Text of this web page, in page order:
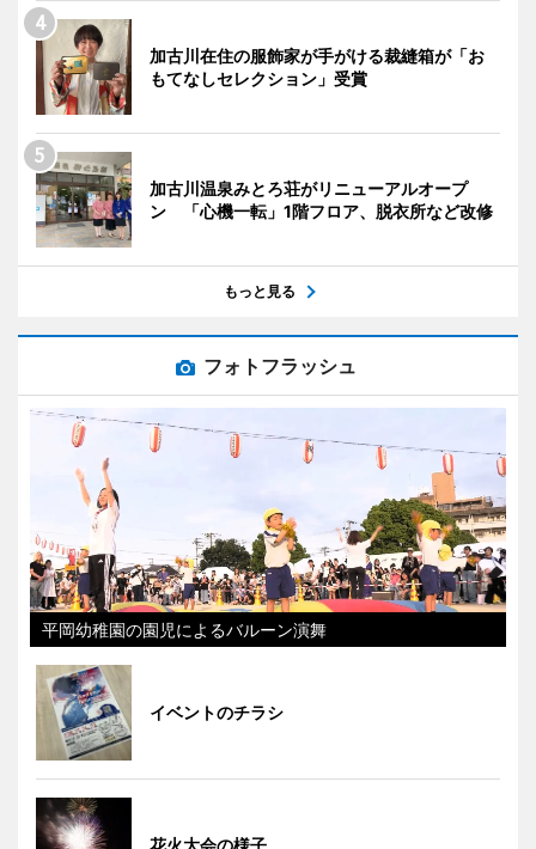
加古川在住の服飾家が手がける裁縫箱が「お
もてなしセレクション」受賞
加古川温泉みとろ荘がリニューアルオープ
ン 「心機一転」1階フロア、脱衣所など改修
もっと見る
フォトフラッシュ
平岡幼稚園の園児によるバルーン演舞
イベントのチラシ
花火大会の様子